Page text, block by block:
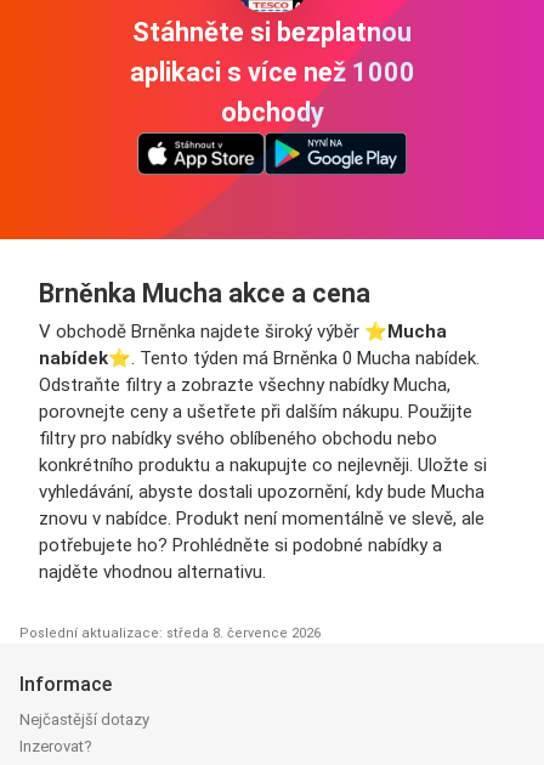
Stáhněte si bezplatnou
aplikaci s více než 1000
obchody
Brněnka Mucha akce a cena
V obchodě Brněnka najdete široký výběr ⭐️Mucha
nabídek⭐️. Tento týden má Brněnka 0 Mucha nabídek.
Odstraňte filtry a zobrazte všechny nabídky Mucha,
porovnejte ceny a ušetřete při dalším nákupu. Použijte
filtry pro nabídky svého oblíbeného obchodu nebo
konkrétního produktu a nakupujte co nejlevněji. Uložte si
vyhledávání, abyste dostali upozornění, kdy bude Mucha
znovu v nabídce. Produkt není momentálně ve slevě, ale
potřebujete ho? Prohlédněte si podobné nabídky a
najděte vhodnou alternativu.
Poslední aktualizace: středa 8. července 2026
Informace
Nejčastější dotazy
Inzerovat?